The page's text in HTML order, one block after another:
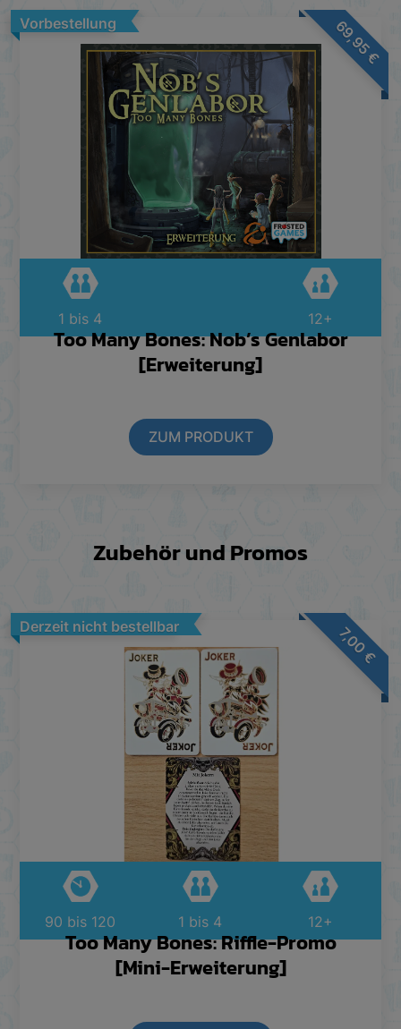
Too Many Bones: Nob’s Genlabor
[Erweiterung]
ZUM PRODUKT
1 bis 4 12+
69,95
€
Vorbestellung
Zubehör und Promos
Too Many Bones: Riffle-Promo
[Mini-Erweiterung]
90 bis 120 1 bis 4 12+
7,00
€
Derzeit nicht bestellbar